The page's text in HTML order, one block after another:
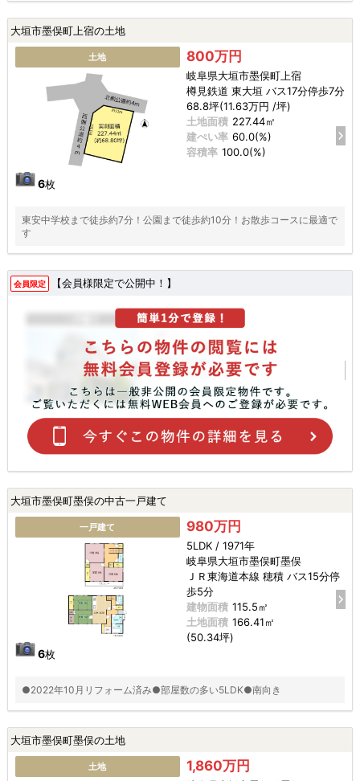
大垣市墨俣町上宿の土地
土地
6枚
800万円
岐阜県大垣市墨俣町上宿
樽見鉄道 東大垣 バス17分停歩7分
68.8坪(11.63万円 /坪)
土地面積 227.44㎡
建ぺい率 60.0(%)
容積率 100.0(%)
東安中学校まで徒歩約7分！公園まで徒歩約10分！お散歩コースに最適で
す
会員限定 【会員様限定で公開中！】
大垣市墨俣町墨俣の中古一戸建て
一戸建て
6枚
980万円
5LDK / 1971年
岐阜県大垣市墨俣町墨俣
ＪＲ東海道本線 穂積 バス15分停
歩5分
建物面積 115.5㎡
土地面積 166.41㎡
(50.34坪)
●2022年10月リフォーム済み●部屋数の多い5LDK●南向き
大垣市墨俣町墨俣の土地
土地 1,860万円